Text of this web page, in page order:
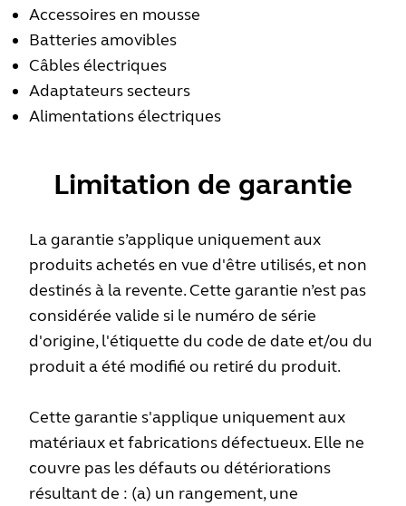
Accessoires en mousse
Batteries amovibles
Câbles électriques
Adaptateurs secteurs
Alimentations électriques
Limitation de garantie
La garantie s’applique uniquement aux
produits achetés en vue d'être utilisés, et non
destinés à la revente. Cette garantie n’est pas
considérée valide si le numéro de série
d'origine, l'étiquette du code de date et/ou du
produit a été modifié ou retiré du produit.
Cette garantie s'applique uniquement aux
matériaux et fabrications défectueux. Elle ne
couvre pas les défauts ou détériorations
résultant de : (a) un rangement, une